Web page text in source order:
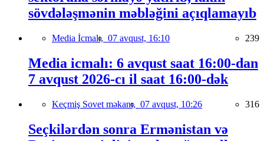
sövdələşmənin məbləğini açıqlamayıb
Media İcmalı, 07 avqust, 16:10 239
Media icmalı: 6 avqust saat 16:00-dan
7 avqust 2026-cı il saat 16:00-dək
Keçmiş Sovet məkanı, 07 avqust, 10:26 316
Seçkilərdən sonra Ermənistan və